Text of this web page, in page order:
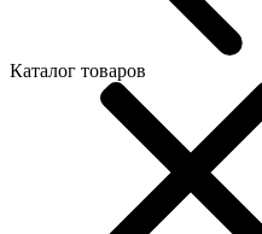
Каталог товаров